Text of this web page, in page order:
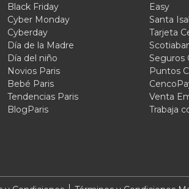
Black Friday
Cyber Monday
Cyberday
Día de la Madre
Día del niño
Novios Paris
Bebé Paris
Tendencias Paris
BlogParis
Easy
Santa
Tarjeta
Seguros
Puntos
Venta
Trabaja